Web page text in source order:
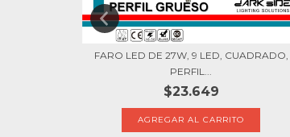
FARO LED DE 27W, 9 LED, CUADRADO,
PERFIL...
$23.649